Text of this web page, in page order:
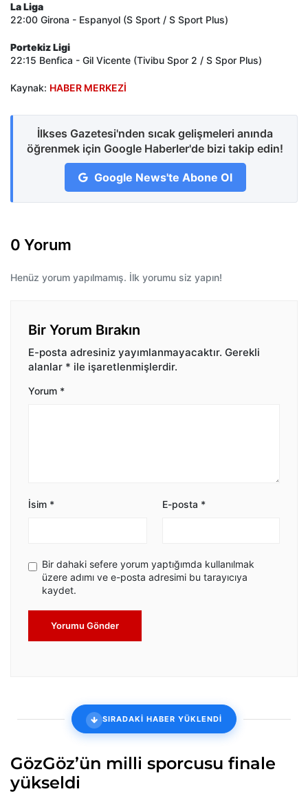
La Liga
22:00 Girona - Espanyol (S Sport / S Sport Plus)
Portekiz Ligi
22:15 Benfica - Gil Vicente (Tivibu Spor 2 / S Spor Plus)
Kaynak: HABER MERKEZİ
İlkses Gazetesi'nden sıcak gelişmeleri anında
öğrenmek için Google Haberler'de bizi takip edin!
Google News'te Abone Ol
0 Yorum
Henüz yorum yapılmamış. İlk yorumu siz yapın!
Bir Yorum Bırakın
E-posta adresiniz yayımlanmayacaktır. Gerekli
alanlar * ile işaretlenmişlerdir.
Yorum *
İsim * E-posta *
Bir dahaki sefere yorum yaptığımda kullanılmak
üzere adımı ve e-posta adresimi bu tarayıcıya
kaydet.
Yorumu Gönder
SIRADAKİ HABER YÜKLENDİ
GözGöz’ün milli sporcusu finale
yükseldi